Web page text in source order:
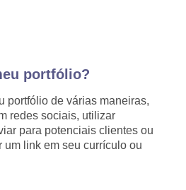
portfólio?
portfólio de várias maneiras,
redes sociais, utilizar
para potenciais clientes ou
link em seu currículo ou